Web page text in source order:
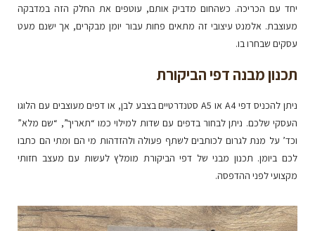
יחד עם הכריכה. כשהחום מדביק אותם, עוטפים את החלק הזה במדבקה
מעוצבת. אלמנט עיצובי זה מתאים פחות עבור יומן מבקרים, אך ישנם מעט
עסקים שבחרו בו.
תכנון מבנה דפי הביקורת
ניתן להכניס דפי A4 או A5 סטנדרטיים בצבע לבן, או דפים מעוצבים עם הלוגו
העסקי שלכם. ניתן לבחור בדפים עם שדות למילוי כמו “תאריך”, “שם מלא”
וכד’ על מנת לגרום לכותבים לשתף פעולה ולהזדהות מי הם ומתי הם כתבו
לכם ביומן. תכנון מבני של דפי הביקורת מומלץ לעשות עם מעצב חזותי
מקצועי לפני ההדפסה.